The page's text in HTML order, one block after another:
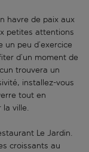
havre de paix aux
petites attentions
peu d’exercice
d’un moment de
trouvera un
installez-vous
tout en
la ville.
Le Jardin.
croissants au